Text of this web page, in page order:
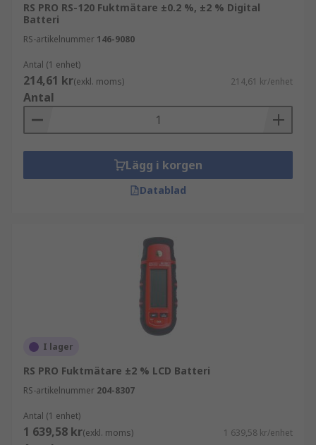
RS PRO RS-120 Fuktmätare ±0.2 %, ±2 % Digital
Batteri
RS-artikelnummer 146-9080
Antal (1 enhet)
214,61 kr(exkl. moms) 214,61 kr/enhet
Antal
Lägg i korgen
Datablad
I lager
RS PRO Fuktmätare ±2 % LCD Batteri
RS-artikelnummer 204-8307
Antal (1 enhet)
1 639,58 kr(exkl. moms) 1 639,58 kr/enhet